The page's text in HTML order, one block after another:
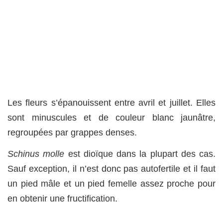
Les fleurs s’épanouissent entre avril et juillet. Elles
sont minuscules et de couleur blanc jaunâtre,
regroupées par grappes denses.
Schinus molle est dioïque dans la plupart des cas.
Sauf exception, il n’est donc pas autofertile et il faut
un pied mâle et un pied femelle assez proche pour
en obtenir une fructification.